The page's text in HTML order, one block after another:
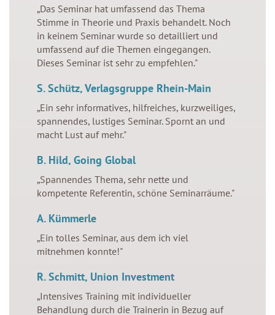
Warning: Undefined variable $value in
/home/fuwdtsgnqgf4/migrated_webspace/www-
stimmemachterfolg/cfg/menu.php
Kontakt
Warning: Undefined variable $value in
/home/fuwdtsgnqgf4/migrated_webspace/www-
Datenschutz
Warning
: Undefined variable $value in
stimmemachterfolg/cfg/menu.php
Impressum
„Das Seminar hat umfassend das Thema
Stimme in Theorie und Praxis behandelt. Noch
in keinem Seminar wurde so detailliert und
umfassend auf die Themen eingegangen.
Dieses Seminar ist sehr zu empfehlen."
S. Schütz, Verlagsgruppe Rhein-Main
„Ein sehr informatives, hilfreiches, kurzweiliges,
spannendes, lustiges Seminar. Spornt an und
macht Lust auf mehr."
B. Hild, Going Global
„Spannendes Thema, sehr nette und
kompetente Referentin, schöne Seminarräume."
A. Kümmerle
„Ein tolles Seminar, aus dem ich viel
mitnehmen konnte!"
R. Schmitt, Union Investment
„Intensives Training mit individueller
Behandlung durch die Trainerin in Bezug auf